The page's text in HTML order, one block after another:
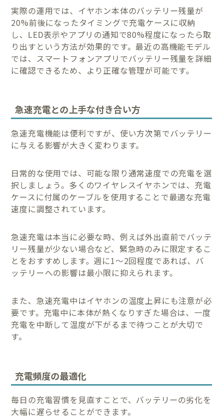
実際の運用では、イヤホン本体のバッテリー残量が
20%前後になったタイミングで充電ケースに収納
し、LED表示やアプリの通知で80%程度になったら取
り出すという方法が効果的です。最近の高機能モデル
では、スマートフォンアプリでバッテリー残量を詳細
に確認できるため、より正確な管理が可能です。
急速充電との上手な付き合い方
急速充電機能は便利ですが、使い方次第でバッテリー
に与える影響が大きく変わります。
日常的な使用では、可能な限り通常速度での充電を選
択しましょう。多くのワイヤレスイヤホンでは、充電
ケースに付属のケーブルを使用することで最適な充電
速度に調整されています。
急速充電は本当に必要な時、例えば外出直前でバッテ
リー残量が少ない場合など、緊急時のみに限定するこ
とをおすすめします。週に1〜2回程度であれば、バ
ッテリーへの影響は最小限に抑えられます。
また、急速充電中はイヤホンの温度上昇にも注意が必
要です。充電中に本体が熱くなりすぎた場合は、一度
充電を中断して温度が下がるまで待つことが大切で
す。
充電頻度の最適化
毎日の充電習慣を見直すことで、バッテリーの劣化を
大幅に遅らせることができます。